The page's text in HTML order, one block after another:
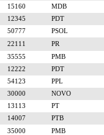
15160
MDB
12345
PDT
50777
PSOL
22111
PR
35555
PMB
12222
PDT
54123
PPL
30000
NOVO
13113
PT
14007
PTB
35000
PMB